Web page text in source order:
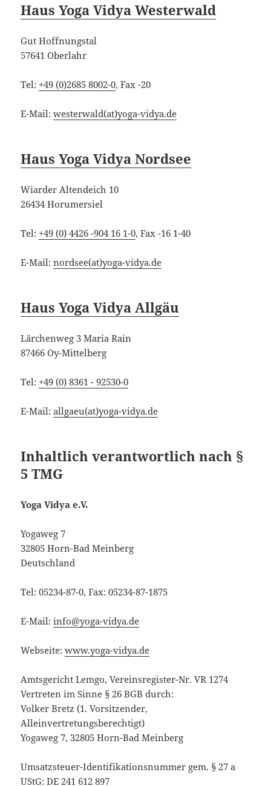
Haus Yoga Vidya Westerwald
Gut Hoffnungstal
57641 Oberlahr
Tel: +49 (0)2685 8002-0, Fax -20
E-Mail:westerwald(at)yoga-vidya.de
Haus Yoga Vidya Nordsee
Wiarder Altendeich 10
26434 Horumersiel
Tel: +49 (0) 4426 -904 16 1-0, Fax -16 1-40
E-Mail:nordsee(at)yoga-vidya.de
Haus Yoga Vidya Allgäu
Lärchenweg 3 Maria Rain
87466 Oy-Mittelberg
Tel: +49 (0) 8361 - 92530-0
E-Mail:allgaeu(at)yoga-vidya.de
Inhaltlich verantwortlich nach §
5 TMG
Yoga Vidya e.V.
Yogaweg 7
32805 Horn-Bad Meinberg
Deutschland
Tel: 05234-87-0, Fax: 05234-87-1875
E-Mail:info@yoga-vidya.de
Webseite:www.yoga-vidya.de
Amtsgericht Lemgo, Vereinsregister-Nr. VR 1274
Vertreten im Sinne § 26 BGB durch:
Volker Bretz (1. Vorsitzender,
Alleinvertretungsberechtigt)
Yogaweg 7, 32805 Horn-Bad Meinberg
Umsatzsteuer-Identifikationsnummer gem. § 27 a
UStG: DE 241 612 897